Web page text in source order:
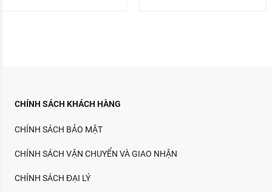
CHÍNH SÁCH KHÁCH HÀNG
CHÍNH SÁCH BẢO MẬT
CHÍNH SÁCH VẬN CHUYỂN VÀ GIAO NHẬN
CHÍNH SÁCH ĐẠI LÝ